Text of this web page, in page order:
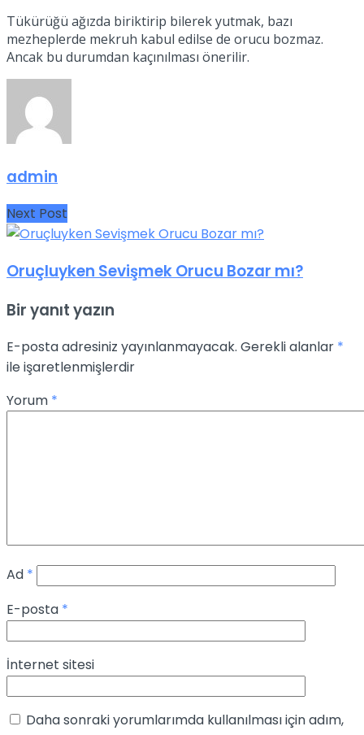
Tükürüğü ağızda biriktirip bilerek yutmak, bazı
mezheplerde mekruh kabul edilse de orucu bozmaz.
Ancak bu durumdan kaçınılması önerilir.
admin
Next Post
Oruçluyken Sevişmek Orucu Bozar mı?
Bir yanıt yazın
E-posta adresiniz yayınlanmayacak. Gerekli alanlar *
ile işaretlenmişlerdir
Yorum *
Ad *
E-posta *
İnternet sitesi
Daha sonraki yorumlarımda kullanılması için adım,